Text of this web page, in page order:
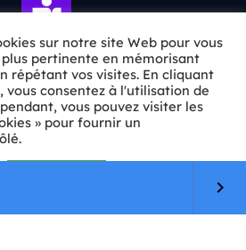
keyboard_arrow_right
?
sur notre site Web pour vous
pertinente en mémorisant
répétant vos visites. En cliquant
vous consentez à l'utilisation de
vous pouvez visiter les
» pour fournir un